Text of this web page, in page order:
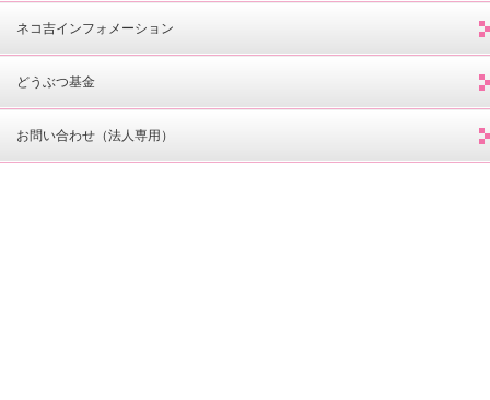
ネコ吉インフォメーション
どうぶつ基金
お問い合わせ（法人専用）